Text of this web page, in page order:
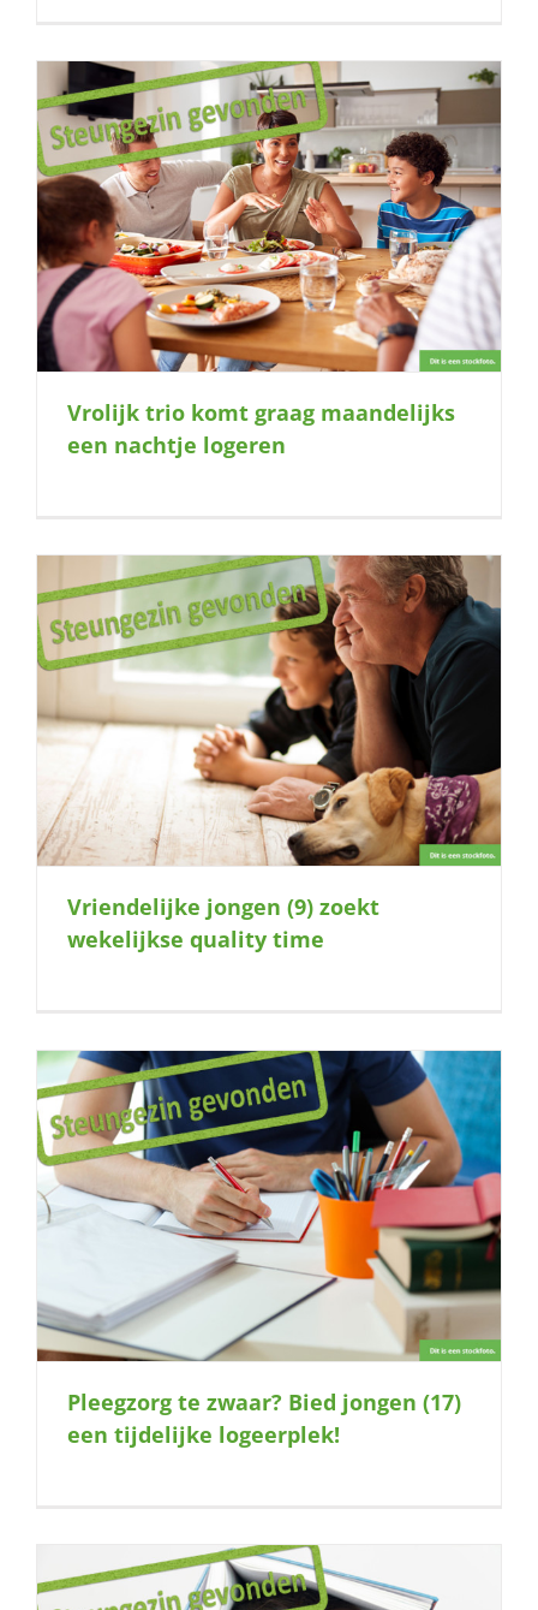
Vrolijk trio komt graag maandelijks
een nachtje logeren
Vriendelijke jongen (9) zoekt
wekelijkse quality time
Pleegzorg te zwaar? Bied jongen (17)
een tijdelijke logeerplek!